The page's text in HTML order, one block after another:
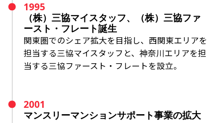
1995
（株）三協マイスタッフ、
（株）三協ファ
ースト・フレート誕生
関東圏でのシェア拡大を目指し、西関東エリアを
担当する三協マイスタッフと、 神奈川エリアを担
当する三協ファースト・フレートを設立。
2001
マンスリーマンションサポート事業の拡大